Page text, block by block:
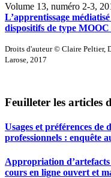
Volume 13, numéro 2-3,
L’apprentissage
dispositifs de type
Droits d'auteur © Claire Peltier,
Larose, 2017
Feuilleter les articles
Usages et préférences de
professionnels : enquête
Appropriation d’artefacts
cours en ligne ouvert et